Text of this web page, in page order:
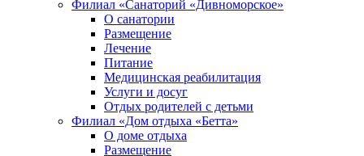
Филиал «Санаторий «Дивноморское»
О санатории
Размещение
Лечение
Питание
Медицинская реабилитация
Услуги и досуг
Отдых родителей с детьми
Филиал «Дом отдыха «Бетта»
О доме отдыха
Размещение